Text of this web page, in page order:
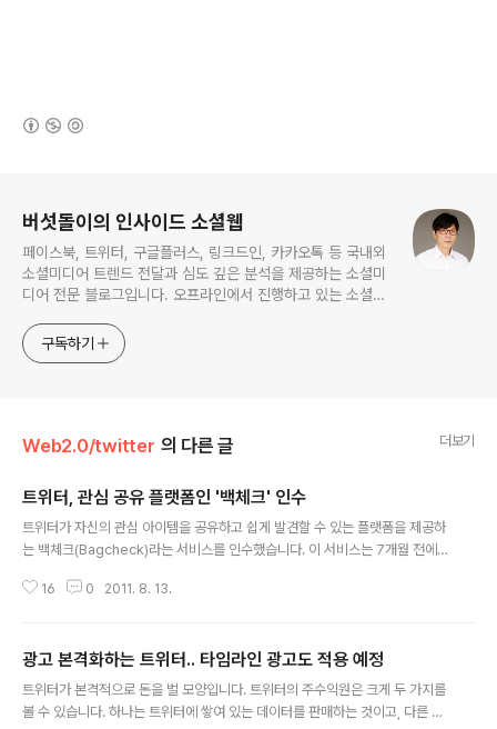
버섯돌이의 인사이드 소셜웹
페이스북, 트위터, 구글플러스, 링크드인, 카카오톡 등 국내외
소셜미디어 트렌드 전달과 심도 깊은 분석을 제공하는 소셜미
디어 전문 블로그입니다. 오프라인에서 진행하고 있는 소셜미
구독하기
Web2.0/twitter 의 다른 글 더보기
트위터, 관심 공유 플랫폼인 '백체크' 인수
트위터가 자신의 관심 아이템을 공유하고 쉽게 발견할 수 있는 플랫폼을 제공하
는 백체크(Bagcheck)라는 서비스를 인수했습니다. 이 서비스는 7개월 전에
다는 설이 나오고 있는데, 서비스는 당분간 유지할 계획이라고 합니다. 백체크
즉, 자신의 '관심(interest)'를 공유하고.. 비슷한 관심을 가진 사람들은 무엇을
좋아하는지 쉽게 발견(discover)할 수 있도록 도와주는 서비스인 것이죠. 아
래에서 보시는 것처럼 자신의 관심 카테고리나 사람을 팔로잉하면 한 곳에서
16 0 2011. 8. 13.
광고 본격화하는 트위터.. 타임라인 광고도 적용 예정
트위터가 본격적으로 돈을 벌 모양입니다. 트위터의 주수익원은 크게 두 가지를
볼 수 있습니다. 하나는 트위터에 쌓여 있는 데이터를 판매하는 것이고, 다른 하